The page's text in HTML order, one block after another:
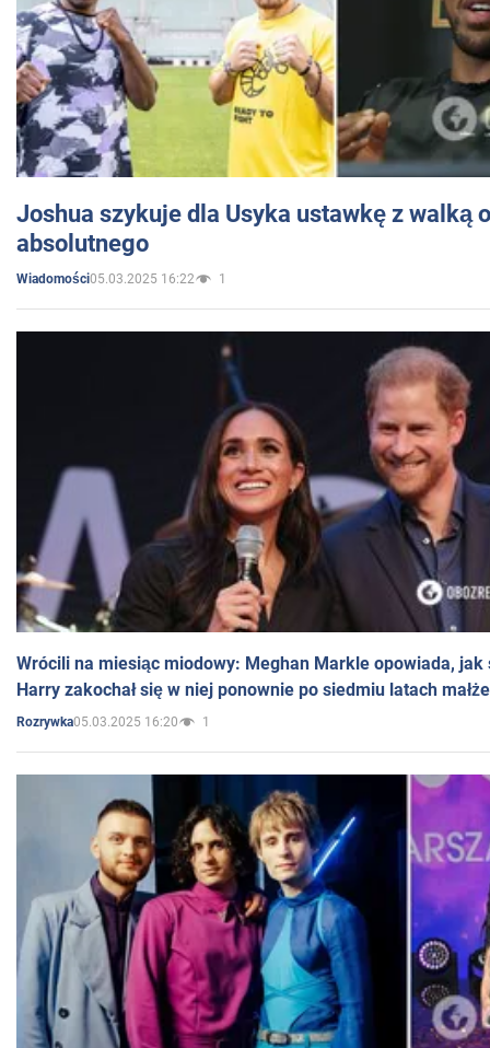
Joshua szykuje dla Usyka ustawkę z walką
absolutnego
Wiadomości05.03.2025 16:22 1
Wrócili na miesiąc miodowy: Meghan Markle opowiada, jak
Harry zakochał się w niej ponownie po siedmiu latach
Rozrywka05.03.2025 16:20 1